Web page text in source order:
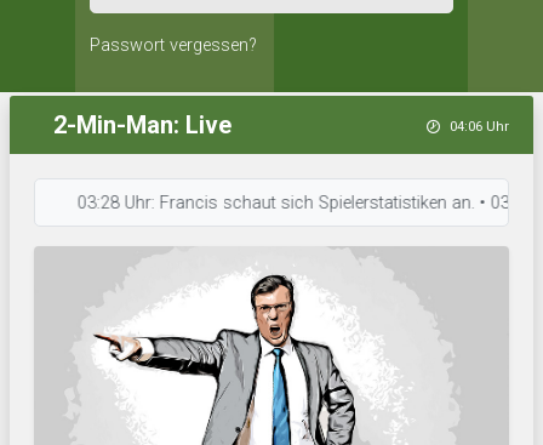
Passwort vergessen?
2-Min-Man: Live 04:06 Uhr
03:28 Uhr: Francis schaut sich Spielerstatistiken an. • 03:25